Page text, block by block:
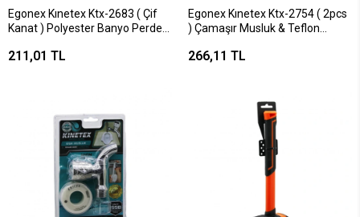
Egonex Kınetex Ktx-2683 ( Çif
Kanat ) Polyester Banyo Perdesi
)*72
211,01 TL
Egonex Kınetex Ktx-2754 ( 2pcs
) Çamaşır Musluk & Teflon
266,11 TL